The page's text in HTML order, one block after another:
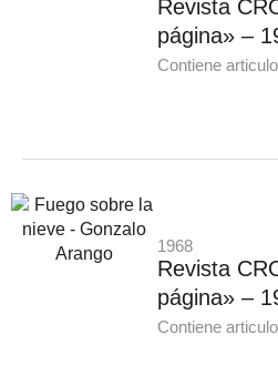
Revista
página» –
Contiene
1968
Revista
página» –
Contiene